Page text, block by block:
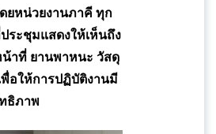
ยหน่วยงานภาคี ทุก
ระชุมแสดงให้เห็นถึง
าที่ ยานพาหนะ วัสดุ
อให้การปฏิบัติงานมี
ธิภาพ